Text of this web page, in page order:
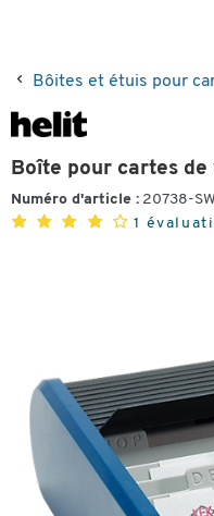
Bôites et étuis pour
Boîte pour cartes
Numéro d'article : 20738-
1